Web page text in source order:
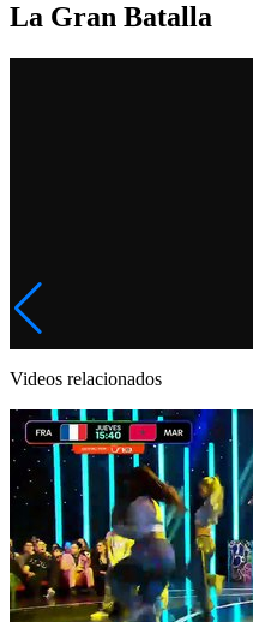
La Gran Batalla
Videos relacionados